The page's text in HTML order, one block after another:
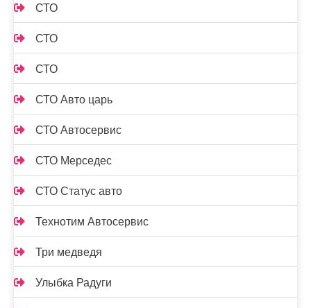
СТО
СТО
СТО
СТО Авто царь
СТО Автосервис
СТО Мерседес
СТО Статус авто
Технотим Автосервис
Три медведя
Улыбка Радуги